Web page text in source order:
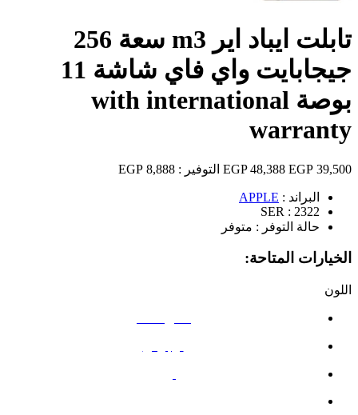
تابلت ايباد اير m3 سعة 256
جيجابايت واي فاي شاشة 11
بوصة with international
warranty
39,500 EGP
48,388 EGP التوفير : 8,888 EGP
البراند : APPLE
SER : 2322
حالة التوفر : متوفر
الخيارات المتاحة:
اللون